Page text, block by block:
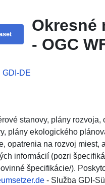
Okresné
- OGC
GDI-DE
stanovy, plány
plány ekologického
opatrenia na rozvoj miest,
informácií (pozri
špecifikácie/).
- Služba GDI-